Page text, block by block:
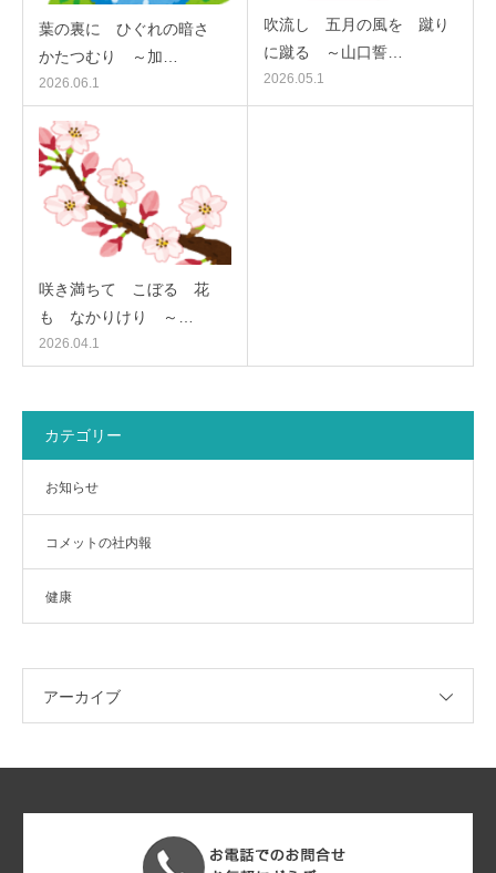
葉の裏に ひぐれの暗さ
かたつむり ～加…
2026.06.1
吹流し 五月の風を 蹴り
に蹴る ～山口誓…
2026.05.1
咲き満ちて こぼるゝ花
も なかりけり ～…
2026.04.1
カテゴリー
お知らせ
コメットの社内報
健康
アーカイブ